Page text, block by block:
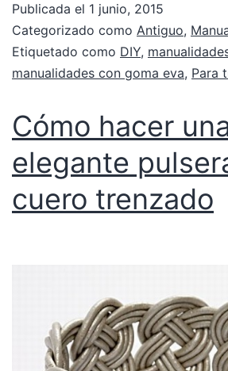
Publicada el 1 junio, 2015
Categorizado como Antiguo,
Etiquetado como DIY,
manualidades con goma eva, Para
Cómo hacer
elegante
cuero trenzado